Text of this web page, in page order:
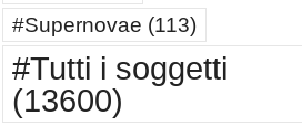
#Supernovae (113)
#Tutti i soggetti
(13600)